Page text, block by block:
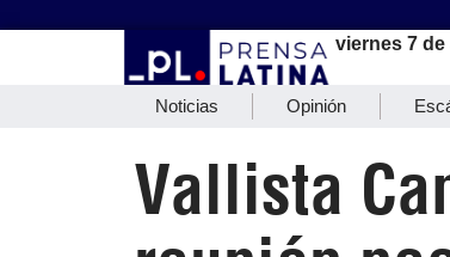
viernes 7
Noticias Opinión
Vallista